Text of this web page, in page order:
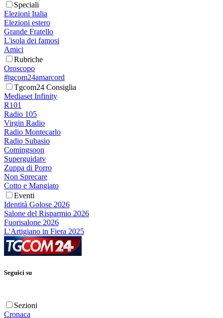
Speciali
Elezioni Italia
Elezioni estero
Grande Fratello
L'isola dei famosi
Amici
Rubriche
Oroscopo
#tgcom24amarcord
Tgcom24 Consiglia
Mediaset Infinity
R101
Radio 105
Virgin Radio
Radio Montecarlo
Radio Subasio
Comingsoon
Superguidatv
Zuppa di Porro
Non Sprecare
Cotto e Mangiato
Eventi
Identità Golose 2026
Salone del Risparmio 2026
Fuorisalone 2026
L'Artigiano in Fiera 2025
Seguici su
Sezioni
Cronaca